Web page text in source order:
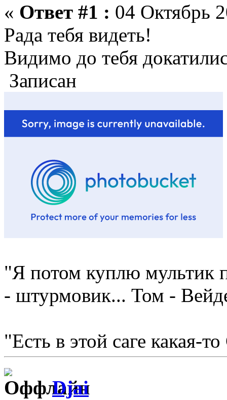
« Ответ #1 : 04 Октябрь
Рада тебя видеть!
Видимо до тебя
Записан
"Я потом куплю мультик
- штурмовик... Том -
"Есть в этой саге какая-
Djai